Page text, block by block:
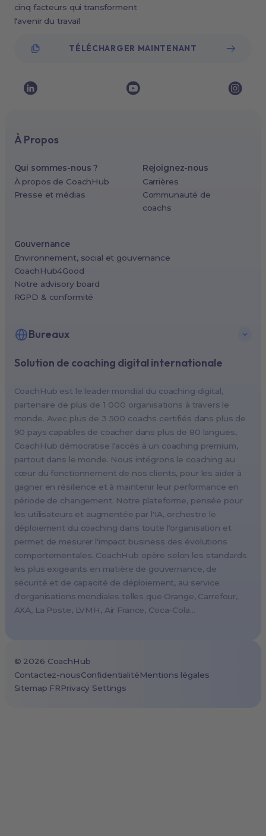
cinq facteurs qui transforment
l'avenir du travail
TÉLÉCHARGER MAINTENANT
Solution de coaching digital internationale
CoachHub est le leader mondial du coaching digital,
partenaire de plus de 1 000 organisations à travers le
monde. Avec plus de 3 500 coachs certifiés dans plus de
90 pays capables de coacher dans plus de 80 langues,
CoachHub démocratise l'accès à un coaching premium,
partout dans le monde. Nous intégrons le coaching au
cœur du fonctionnement de nos clients, pour les aider à
gagner en résilience et à maintenir leur performance en
période de changement. Notre plateforme, pensée pour
les utilisateurs et augmentée par l'IA, orchestre le
déploiement du coaching dans toute l'organisation et
permet de mesurer l'impact business des évolutions
comportementales. CoachHub opère selon les standards
les plus exigeants en matière de gouvernance, de
sécurité et de capacité de déploiement, au service
d'organisations mondiales telles que Orange, Carrefour,
AXA, La Poste, LVMH, Air France, Coca-Cola…
À Propos
Qui sommes-nous ?
À propos de CoachHub
Presse et médias
Rejoignez-nous
Carrières
Communauté de
coachs
Gouvernance
Environnement, social et gouvernance
CoachHub4Good
Notre advisory board
RGPD & conformité
Bureaux
New York, USA (North America HQ)
London, UK
Paris, France
Melbourne, Australia
Amsterdam, Netherlands
Milan, Italy
Madrid, Spain
Vienna, Austria
Copenhagen, Denmark
Brussels, Belgium
Lisbon, Portugal
Tokyo, Japan
Toronto, Canada
© 2026 CoachHub
Contactez-nousConfidentialitéMentions légales
Sitemap FRPrivacy Settings